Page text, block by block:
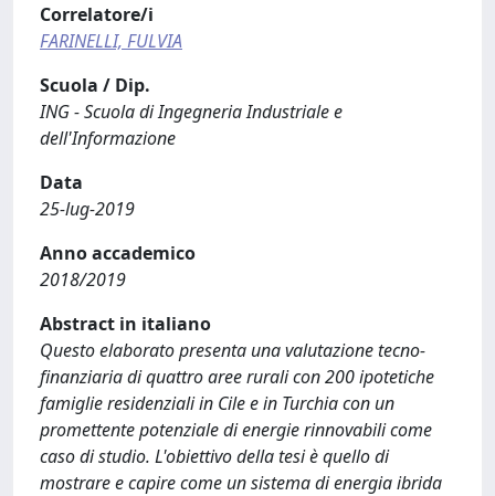
Correlatore/i
FARINELLI, FULVIA
Scuola / Dip.
ING - Scuola di Ingegneria Industriale e
dell'Informazione
Data
25-lug-2019
Anno accademico
2018/2019
Abstract in italiano
Questo elaborato presenta una valutazione tecno-
finanziaria di quattro aree rurali con 200 ipotetiche
famiglie residenziali in Cile e in Turchia con un
promettente potenziale di energie rinnovabili come
caso di studio. L'obiettivo della tesi è quello di
mostrare e capire come un sistema di energia ibrida